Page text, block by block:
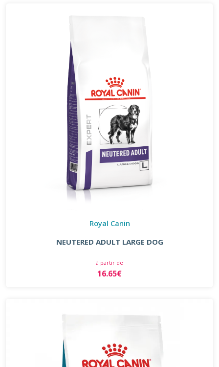
Royal Canin
NEUTERED ADULT LARGE DOG
à partir de
16.65€